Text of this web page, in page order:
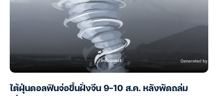
ไต้ฝุ่นดอลฟินจ่อขึ้นฝั่งจีน 9-10 ส.ค. หลังพัดถล่ม